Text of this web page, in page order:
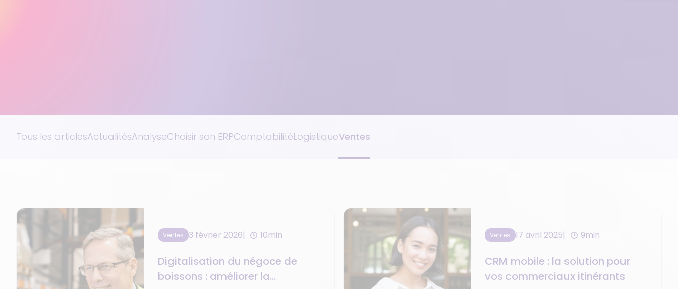
Tous les articlesActualitésAnalyseChoisir son ERPComptabilitéLogistiqueVentes
Ventes 3 février 2026 10min
Digitalisation du négoce de
boissons : améliorer la
Ventes 17 avril 2025 9min
CRM mobile : la solution pour
vos commerciaux itinérants